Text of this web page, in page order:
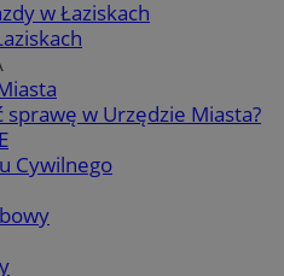
w Łaziskach
sprawę w Urzędzie Miasta?
Cywilnego